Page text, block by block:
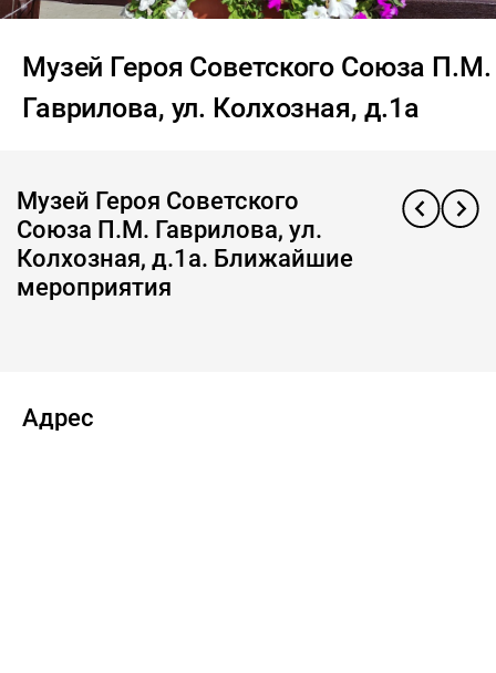
Музей Героя Советского Союза П.М.
Гаврилова, ул. Колхозная, д.1а
Музей Героя Советского
Союза П.М. Гаврилова, ул.
Колхозная, д.1а. Ближайшие
мероприятия
Адрес